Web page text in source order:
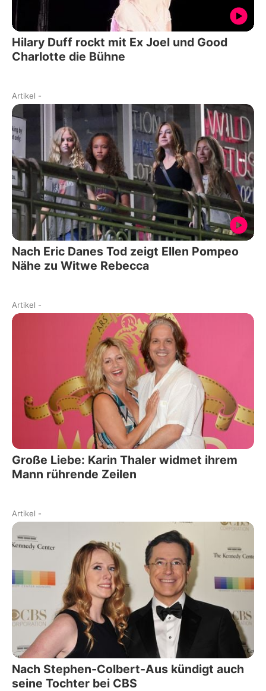
Hilary Duff rockt mit Ex Joel und Good
Charlotte die Bühne
Artikel -
Nach Eric Danes Tod zeigt Ellen Pompeo
Nähe zu Witwe Rebecca
Artikel -
Große Liebe: Karin Thaler widmet ihrem
Mann rührende Zeilen
Artikel -
Nach Stephen-Colbert-Aus kündigt auch
seine Tochter bei CBS